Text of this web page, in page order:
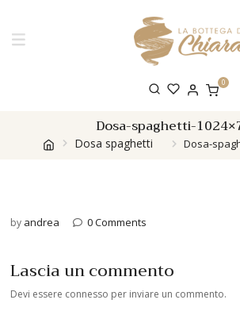
0
Dosa-spaghetti-
Dosa spaghetti Dosa-
by andrea 0 Comments
Lascia un commento
Devi essere connesso per inviare un commento.